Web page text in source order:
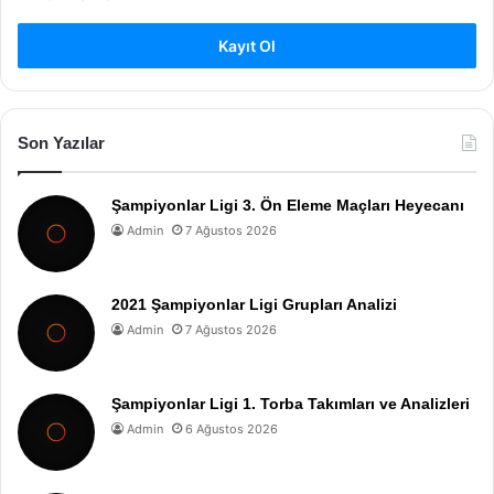
Kayıt Ol
Son Yazılar
Şampiyonlar Ligi 3. Ön Eleme Maçları Heyecanı
Admin 7 Ağustos 2026
2021 Şampiyonlar Ligi Grupları Analizi
Admin 7 Ağustos 2026
Şampiyonlar Ligi 1. Torba Takımları ve Analizleri
Admin 6 Ağustos 2026